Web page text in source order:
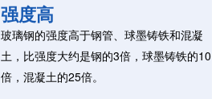
强度高
玻璃钢的强度高于钢管、球墨铸铁和混凝
土，比强度大约是钢的3倍，球墨铸铁的10
倍，混凝土的25倍。